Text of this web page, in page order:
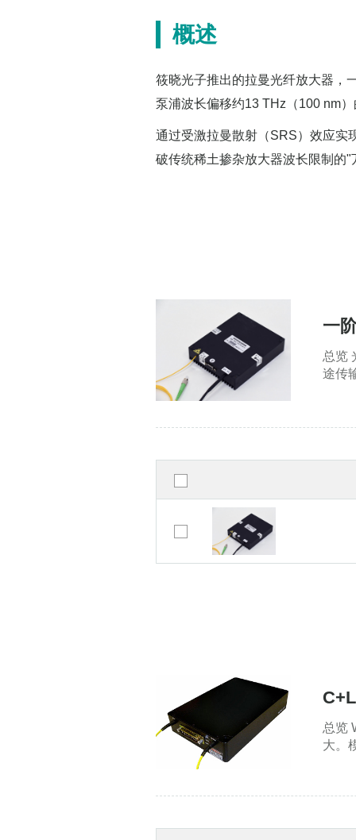
概述
筱晓光子推出的拉曼光纤放大器，
泵浦波长偏移约13 THz（100 nm
通过受激拉曼散射（SRS）效应实
破传统稀土掺杂放大器波长限制的
一
总览
途传
总览
大。